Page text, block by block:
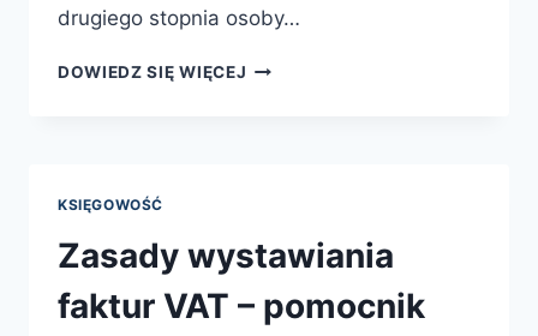
drugiego stopnia osoby…
DOWIEDZ SIĘ WIĘCEJ ZMIANY
KODY
KSIĘGOWOŚĆ
Zasady wystawiania
faktur VAT – pomocnik